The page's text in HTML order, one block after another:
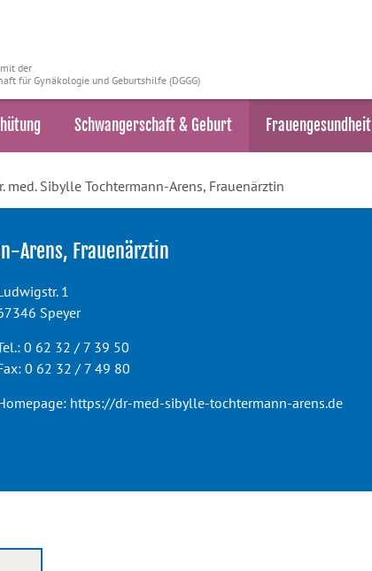
der
für Gynäkologie und Geburtshilfe (DGGG)
Schwangerschaft & Geburt Frauengesundheit
med. Sibylle Tochtermann-Arens, Frauenärztin
Arens, Frauenärztin
1
Speyer
0 62 32 / 7 39 50
0 62 32 / 7 49 80
https://dr-med-sibylle-tochtermann-arens.de